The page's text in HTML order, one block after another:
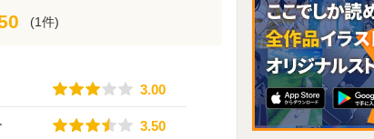
(1件)
3.00
3.00
3.50
3.50